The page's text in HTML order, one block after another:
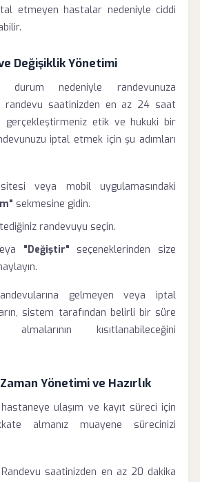
etmeyen hastalar nedeniyle ciddi
Değişiklik Yönetimi
durum nedeniyle randevunuza
randevu saatinizden en az 24 saat
gerçekleştirmeniz etik ve hukuki bir
iptal etmek için şu adımları
veya mobil uygulamasındaki
sekmesine gidin.
randevuyu seçin.
"Değiştir" seçeneklerinden size
gelmeyen veya iptal
sistem tarafından belirli bir süre
kısıtlanabileceğini
Yönetimi ve Hazırlık
ulaşım ve kayıt süreci için
almanız muayene sürecinizi
Randevu saatinizden en az 20 dakika